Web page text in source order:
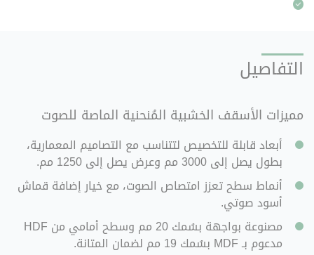
التفاصيل
مميزات الأسقف الخشبية المُنحنية الماصة للصوت
أبعاد قابلة للتخصيص لتتناسب مع التصاميم المعمارية،
بطول يصل إلى 3000 مم وعرض يصل إلى 1250 مم.
أنماط سطح تعزز امتصاص الصوت، مع خيار إضافة قماش
أسود صوتي.
مصنوعة بواجهة بسُمك 20 مم وسطح أمامي من HDF
مدعوم بـ MDF بسُمك 19 مم لضمان المتانة.